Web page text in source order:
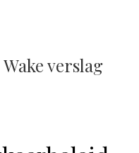
Wake verslag